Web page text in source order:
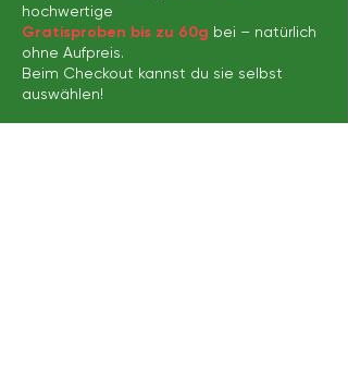
hochwertige
Gratisproben bis zu 60g bei – natürlich
ohne Aufpreis.
Beim Checkout kannst du sie selbst
auswählen!